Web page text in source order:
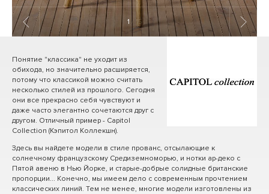
1 / 15
Понятие "классика" не уходит из
обихода, но значительно расширяется,
потому что классикой можно считать
несколько стилей из прошлого. Сегодня
они все прекрасно себя чувствуют и
даже часто элегантно сочетаются друг с
другом. Отличный пример - Capitol
Collection (Кэпитол Коллекшн).
Здесь вы найдете модели в стиле прованс, отсылающие к
солнечному французскому Средиземноморью, и нотки ар-деко с
Пятой авеню в Нью Йорке, и старые-добрые солидные британские
пропорции... Конечно, мы имеем дело с современным прочтением
классических линий. Тем не менее, многие модели изготовлены из